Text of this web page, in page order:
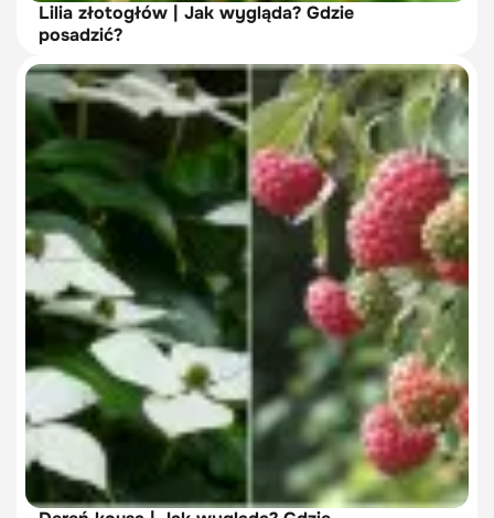
Lilia złotogłów | Jak wygląda? Gdzie
posadzić?